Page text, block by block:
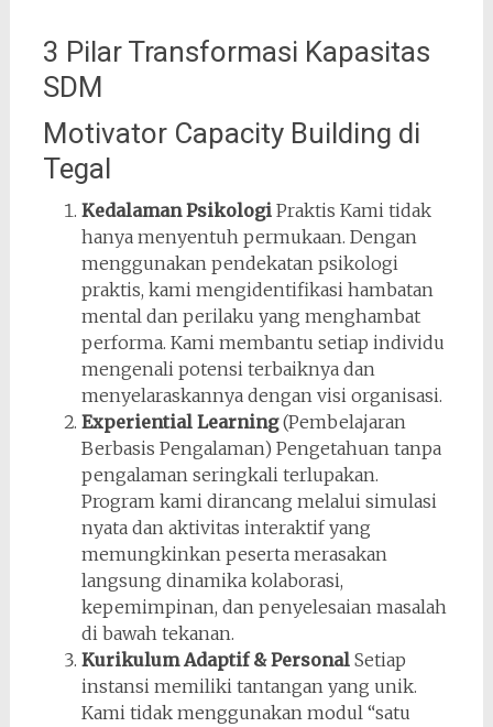
3 Pilar Transformasi Kapasitas
SDM
Motivator Capacity Building di
Tegal
Kedalaman PsikologiPraktis Kami tidak
hanya menyentuh permukaan. Dengan
menggunakan pendekatan psikologi
praktis, kami mengidentifikasi hambatan
mental dan perilaku yang menghambat
performa. Kami membantu setiap individu
mengenali potensi terbaiknya dan
menyelaraskannya dengan visi organisasi.
Experiential Learning(Pembelajaran
Berbasis Pengalaman) Pengetahuan tanpa
pengalaman seringkali terlupakan.
Program kami dirancang melalui simulasi
nyata dan aktivitas interaktif yang
memungkinkan peserta merasakan
langsung dinamika kolaborasi,
kepemimpinan, dan penyelesaian masalah
di bawah tekanan.
Kurikulum Adaptif & PersonalSetiap
instansi memiliki tantangan yang unik.
Kami tidak menggunakan modul “satu